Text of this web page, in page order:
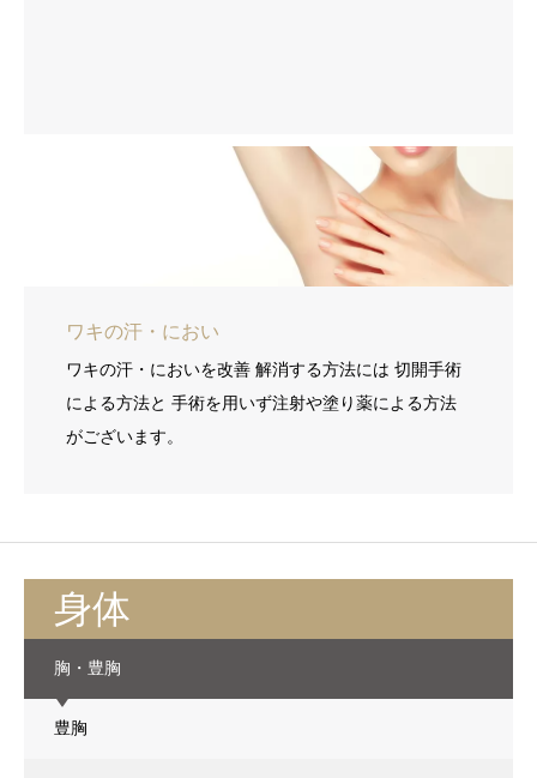
ワキの汗・におい
ワキの汗・においを改善 解消する方法には 切開手術
による方法と 手術を用いず注射や塗り薬による方法
がございます。
身体
胸・豊胸
豊胸